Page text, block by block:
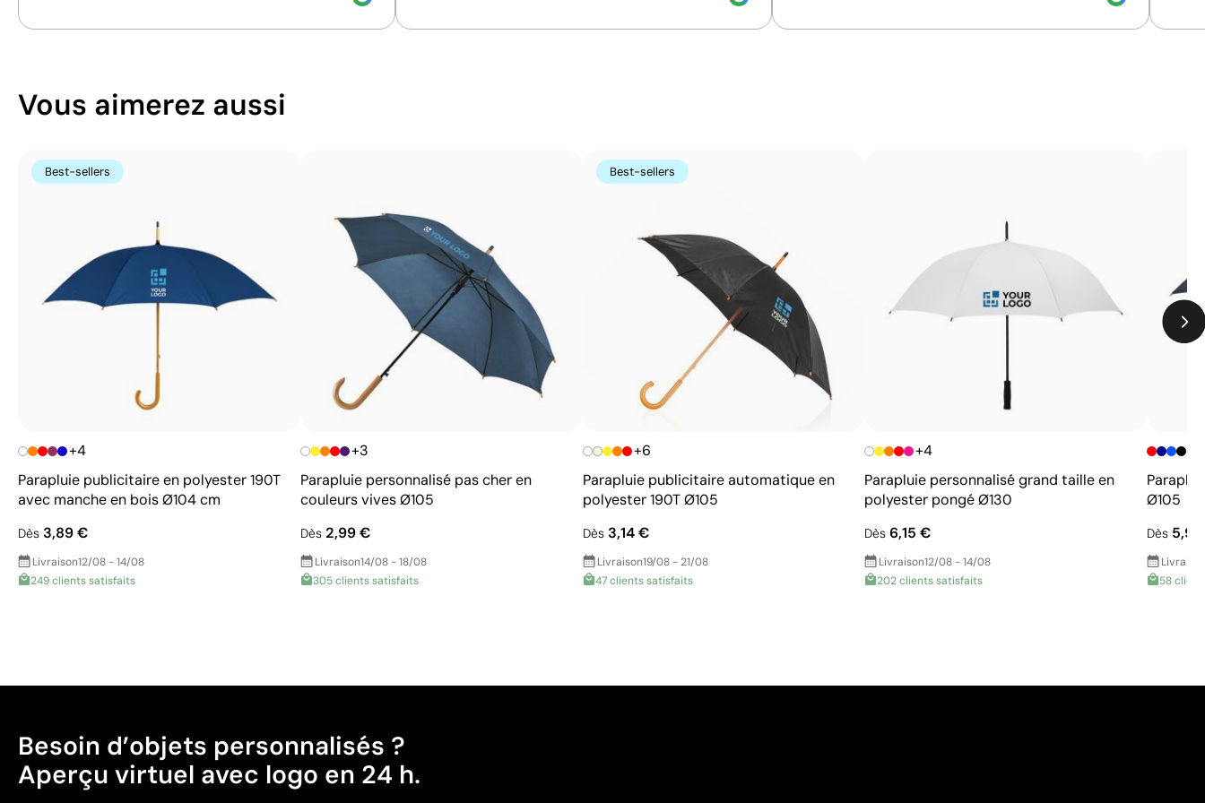
couleurs
couleurs unies intenses et très résistantes, même sur les zones difficiles ou les vêtements qui ne peuvent pas être
Avantages
Possibilité d’impression des couleurs Pantone®
exactes
Couleurs plates intenses avec bonne opacité
Résistance supérieure à un transfert digital
Idéal pour vêtements nécessitant des lavages
fréquents
Nombre de couleurs limité
Non adapté pour des designs photographiques ou
des dégradés
Vous aimerez aussi
Best-sellers
+4
Parapluie publicitaire en polyester 190T
avec manche en bois Ø104 cm
Dès 3,89 €
Livraison12/08 - 14/08
249 clients satisfaits
+3
Parapluie personnalisé pas cher en
couleurs vives Ø105
Dès2,99 €
Livraison14/08 - 18/08
305 clients satisfaits
Best-sellers
+6
Parapluie publicitaire automatique en
polyester 190T Ø105
Dès3,14 €
Livraison19/08 - 21/08
47 clients satisfaits
+4
Parapluie personnalisé grand taille en
polyester pongé Ø130
Dès 6,15 €
Livraison12/08 - 14/08
202 clients satisfaits
Ø105
Dès
58
Besoin d’objets personnalisés ?
Aperçu virtuel avec logo en 24 h.